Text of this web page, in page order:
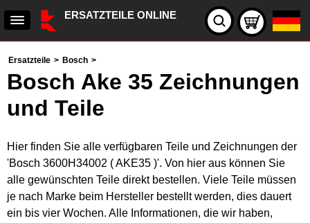
ERSATZTEILE ONLINE
Ersatzteile > Bosch >
Bosch Ake 35 Zeichnungen
und Teile
Hier finden Sie alle verfügbaren Teile und Zeichnungen der
'Bosch 3600H34002 ( AKE35 )'. Von hier aus können Sie
alle gewünschten Teile direkt bestellen. Viele Teile müssen
je nach Marke beim Hersteller bestellt werden, dies dauert
ein bis vier Wochen. Alle Informationen, die wir haben,